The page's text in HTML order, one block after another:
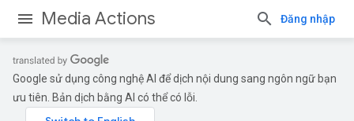
Media Actions Đăng nhập
Google sử dụng công nghệ AI để dịch nội dung sang ngôn ngữ bạn
ưu tiên. Bản dịch bằng AI có thể có lỗi.